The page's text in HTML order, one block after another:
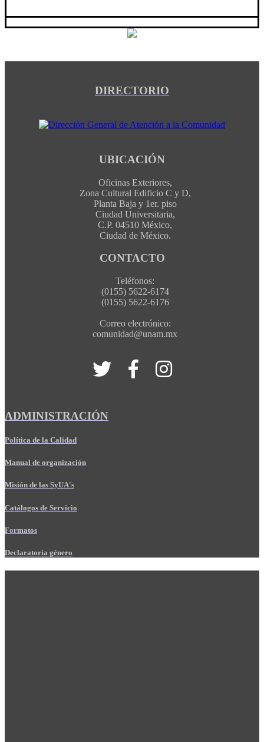
DIRECTORIO
UBICACIÓN
Oficinas Exteriores,
Zona Cultural Edificio C y D,
Planta Baja y 1er. piso
Ciudad Universitaria,
C.P. 04510 México,
Ciudad de México.
CONTACTO
Teléfonos:
(0155) 5622-6174
(0155) 5622-6176
Correo electrónico:
comunidad@unam.mx
ADMINISTRACIÓN
Política de la Calidad
Manual de organización
Misión de las SyUA's
Catálogos de Servicio
Formatos
Declaratoria género